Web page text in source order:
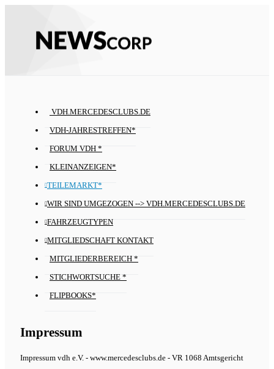
VDH.MERCEDESCLUBS.DE
VDH-JAHRESTREFFEN*
FORUM VDH *
KLEINANZEIGEN*
TEILEMARKT*
WIR SIND UMGEZOGEN --> VDH.MERCEDESCLUBS.DE
FAHRZEUGTYPEN
MITGLIEDSCHAFT KONTAKT
MITGLIEDERBEREICH *
STICHWORTSUCHE *
FLIPBOOKS*
Impressum
Impressum vdh e.V. - www.mercedesclubs.de - VR 1068 Amtsgericht